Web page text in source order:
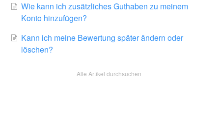
Wie kann ich zusätzliches Guthaben zu meinem
Konto hinzufügen?
Kann ich meine Bewertung später ändern oder
löschen?
Alle Artikel durchsuchen